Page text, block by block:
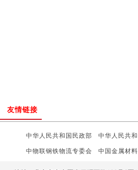
中华人民共和国民政部 中华人民共
中物联钢铁物流专委会 中国金属材
友情链接